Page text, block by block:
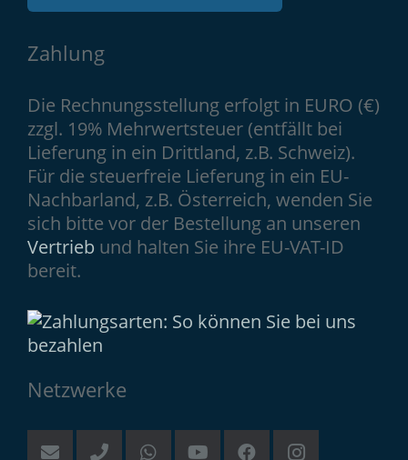
Zahlung
Die Rechnungsstellung erfolgt in EURO (€)
zzgl. 19% Mehrwertsteuer (entfällt bei
Lieferung in ein Drittland, z.B. Schweiz).
Für die steuerfreie Lieferung in ein EU-
Nachbarland, z.B. Österreich, wenden Sie
sich bitte vor der Bestellung an unseren
Vertrieb und halten Sie ihre EU-VAT-ID
bereit.
Netzwerke